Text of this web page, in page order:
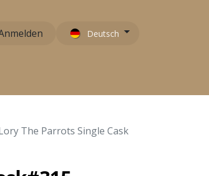
Deutsch
The Parrots Single Cask